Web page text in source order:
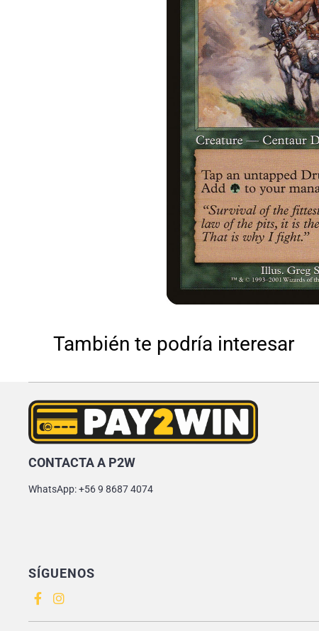
También te podría interesar
CONTACTA A P2W
WhatsApp: +56 9 8687 4074
SÍGUENOS